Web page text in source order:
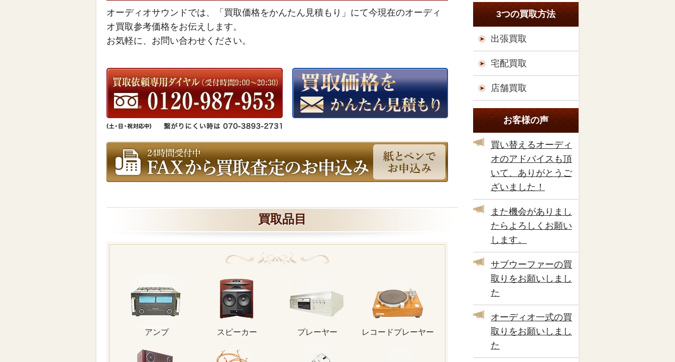
オーディオサウンドでは、「買取価格をかんたん見積もり」にて今現在のオーディ
オ買取参考価格をお伝えします。
お気軽に、お問い合わせください。
買取品目
アンプ スピーカー プレーヤー レコードプレーヤー
3つの買取方法
出張買取
宅配買取
店舗買取
お客様の声
買い替えるオーディ
オのアドバイスも頂
いて、ありがとうご
ざいました！
また機会がありまし
たらよろしくお願い
します。
サブウーファーの買
取りをお願いしまし
た
オーディオ一式の買
取りをお願いしまし
た